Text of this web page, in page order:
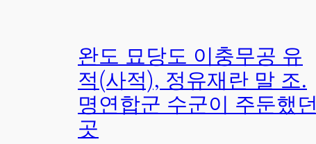
완도 묘당도 이충무공 유
적(사적), 정유재란 말 조.
명연합군 수군이 주둔했던
곳